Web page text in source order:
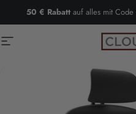
Direkt zum Inhalt
50 € Rabatt auf alles mit Code
Seitennavigation Clouvou